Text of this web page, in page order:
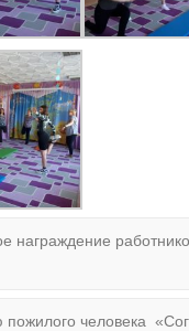
награждение
пожилого человека